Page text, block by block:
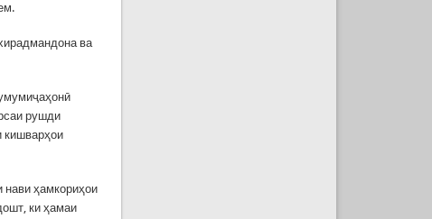
ва
рушди
кишварҳои
нави ҳамкориҳои
ки ҳамаи